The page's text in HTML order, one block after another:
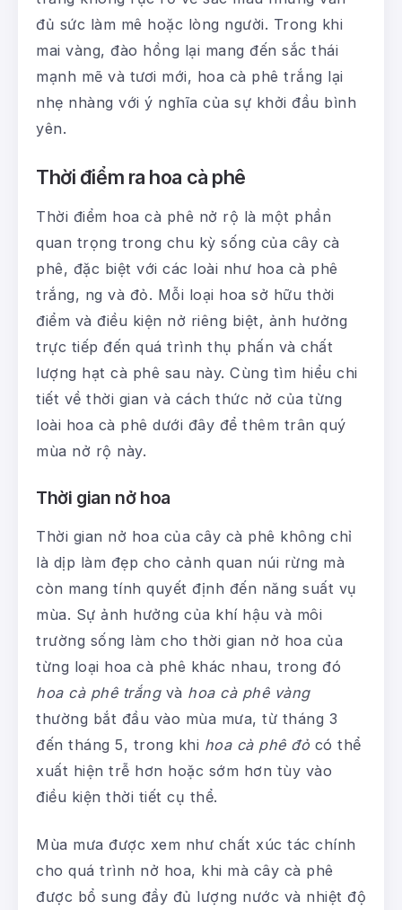
đủ sức làm mê hoặc lòng người. Trong khi
mai vàng, đào hồng lại mang đến sắc thái
mạnh mẽ và tươi mới, hoa cà phê trắng lại
nhẹ nhàng với ý nghĩa của sự khởi đầu bình
yên.
Thời điểm ra hoa cà phê
Thời điểm hoa cà phê nở rộ là một phần
quan trọng trong chu kỳ sống của cây cà
phê, đặc biệt với các loài như hoa cà phê
trắng, ng và đỏ. Mỗi loại hoa sở hữu thời
điểm và điều kiện nở riêng biệt, ảnh hưởng
trực tiếp đến quá trình thụ phấn và chất
lượng hạt cà phê sau này. Cùng tìm hiểu chi
tiết về thời gian và cách thức nở của từng
loài hoa cà phê dưới đây để thêm trân quý
mùa nở rộ này.
Thời gian nở hoa
Thời gian nở hoa của cây cà phê không chỉ
là dịp làm đẹp cho cảnh quan núi rừng mà
còn mang tính quyết định đến năng suất vụ
mùa. Sự ảnh hưởng của khí hậu và môi
trường sống làm cho thời gian nở hoa của
từng loại hoa cà phê khác nhau, trong đó
hoa cà phê trắngvà hoa cà phê vàng
thường bắt đầu vào mùa mưa, từ tháng 3
đến tháng 5, trong khi hoa cà phê đỏcó thể
xuất hiện trễ hơn hoặc sớm hơn tùy vào
điều kiện thời tiết cụ thể.
Mùa mưa được xem như chất xúc tác chính
cho quá trình nở hoa, khi mà cây cà phê
được bổ sung đầy đủ lượng nước và nhiệt độ